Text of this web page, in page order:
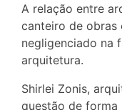
A relação entre
canteiro de obras
negligenciado na
arquitetura.
Shirlei Zonis,
questão de forma